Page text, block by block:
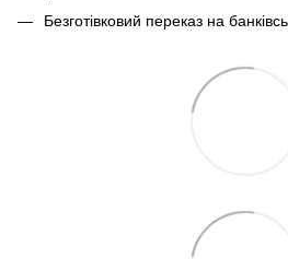
Безготівковий переказ на